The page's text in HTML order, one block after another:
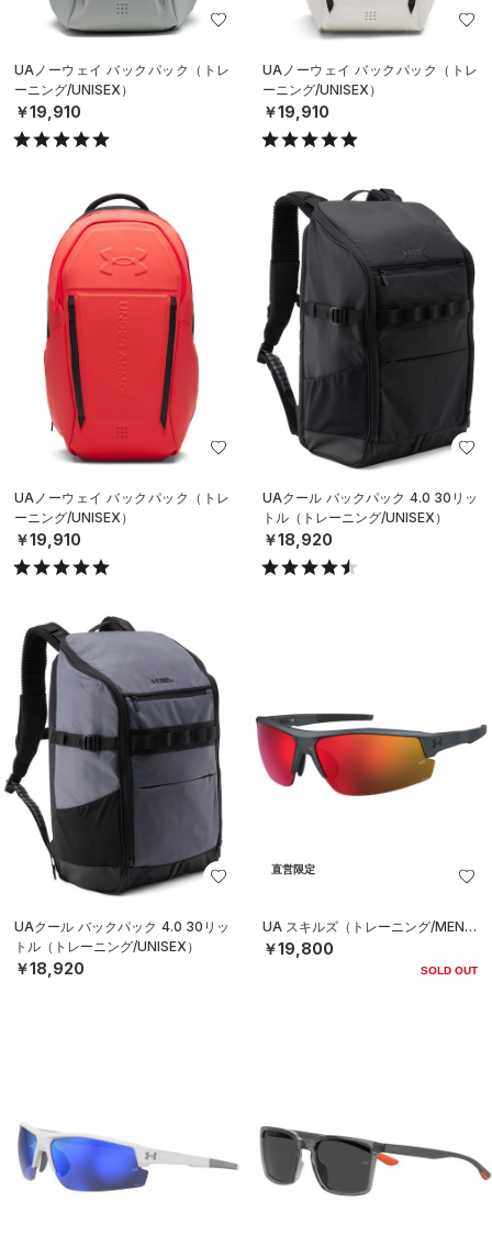
UAノーウェイ バックパック（トレ
ーニング/UNISEX）
￥19,910
UAノーウェイ バックパック（トレ
ーニング/UNISEX）
￥19,910
UAノーウェイ バックパック（トレ
ーニング/UNISEX）
￥19,910
UAクール バックパック 4.0 30リッ
トル（トレーニング/UNISEX）
￥18,920
UAクール バックパック 4.0 30リッ
トル（トレーニング/UNISEX）
￥18,920
直営限定
UA スキルズ（トレーニング/MEN）
￥19,800
SOLD OUT